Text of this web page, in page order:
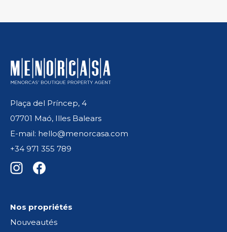
Plaça del Príncep, 4
07701 Maó, Illes Balears
E-mail: hello@menorcasa.com
+34 971 355 789
Nos propriétés
Nouveautés